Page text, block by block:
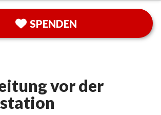
SPENDEN
vor der